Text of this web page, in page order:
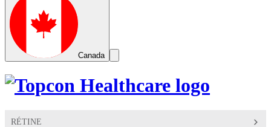
Canada
Search
RÉTINE